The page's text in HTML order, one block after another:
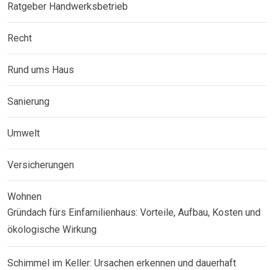
Ratgeber Handwerksbetrieb
Recht
Rund ums Haus
Sanierung
Umwelt
Versicherungen
Wohnen
Gründach fürs Einfamilienhaus: Vorteile, Aufbau, Kosten und
ökologische Wirkung
Schimmel im Keller: Ursachen erkennen und dauerhaft